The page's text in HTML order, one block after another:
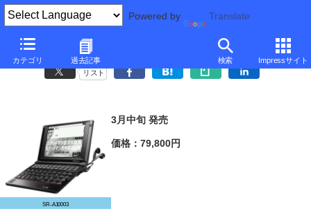
Powered by Translate
カテゴリ 過去記事 検索 Impressサイト
SII、医学系のPASORAMA電子辞書「SR-A10003」
リスト
SR-A10003
3月中旬 発売
価格：79,800円